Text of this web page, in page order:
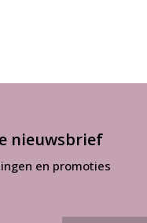
nieuwsbrief
en promoties